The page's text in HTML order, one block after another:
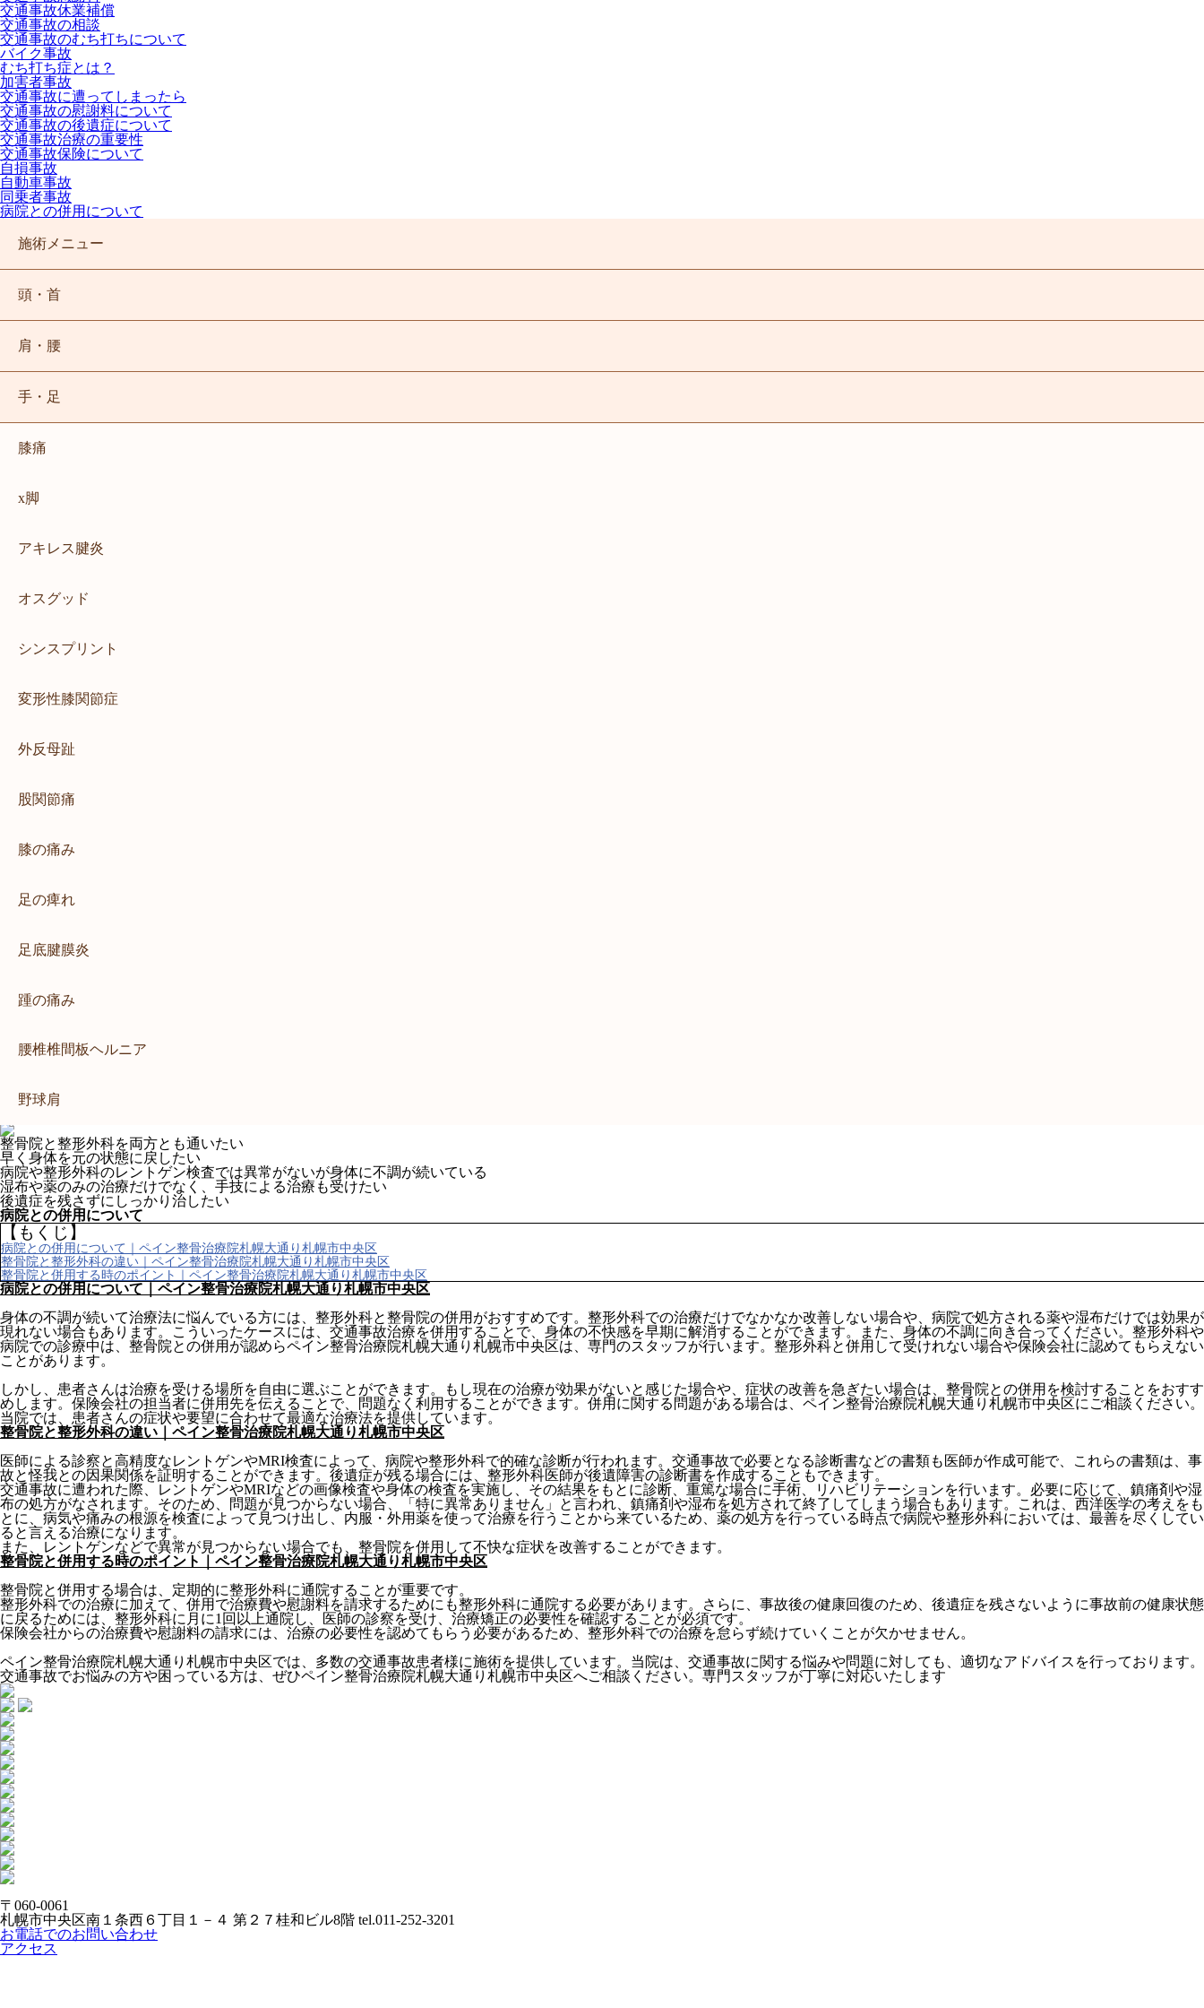
交通事故休業補償
交通事故の相談
交通事故のむち打ちについて
バイク事故
むち打ち症とは？
加害者事故
交通事故に遭ってしまったら
交通事故の慰謝料について
交通事故の後遺症について
交通事故治療の重要性
交通事故保険について
自損事故
自動車事故
同乗者事故
病院との併用について
施術メニュー
骨盤矯正
産後骨盤矯正
酸素カプセル
肩こり腰痛プログラム
肩の治療
腰痛の治療
姿勢矯正
猫背矯正
頭・首
頭痛
しびれ
ストレートネック
肩・腰
腰痛
ぎっくり腰
坐骨神経痛
四十肩、五十肩
ゴルフ障害
猫背
手のしびれ
梨状筋症候群
肋間神経痛
肘の痛み
肘部管症候群
背中の痛み
脊柱管狭窄症
腰椎椎間板ヘルニア
野球肩
手・足
膝痛
x脚
アキレス腱炎
オスグッド
シンスプリント
変形性膝関節症
外反母趾
股関節痛
膝の痛み
足の痺れ
足底腱膜炎
踵の痛み
症状ページ
頭・首
頭痛
ストレートネック
腰痛
ぎっくり腰
坐骨神経痛
四十肩、五十肩
猫背
梨状筋症候群
肋間神経痛
肘の痛み
脊柱管狭窄症
手・足
膝痛
オスグッド
外反母趾
股関節痛
足底腱膜炎
骨盤矯正
産後骨盤矯正
肩の治療
猫背矯正
交通事故
交通事故休業補償
バイク事故
むち打ち症とは？
交通事故の慰謝料について
交通事故保険について
自損事故
病院との併用について
整骨院と整形外科を両方とも通いたい
早く身体を元の状態に戻したい
病院や整形外科のレントゲン検査では異常がないが身体に不調が続いている
湿布や薬のみの治療だけでなく、手技による治療も受けたい
後遺症を残さずにしっかり治したい
病院との併用について
【もくじ】
病院との併用について｜ペイン整骨治療院札幌大通り札幌市中央区
整骨院と整形外科の違い｜ペイン整骨治療院札幌大通り札幌市中央区
整骨院と併用する時のポイント｜ペイン整骨治療院札幌大通り札幌市中央区
病院との併用について｜ペイン整骨治療院札幌大通り札幌市中央区
身体の不調が続いて治療法に悩んでいる方には、整形外科と整骨院の併用がおすすめです。整形外科での治療だけでなかなか改善しない場合や、病院で処方される薬や湿布だけでは効果が
現れない場合もあります。こういったケースには、交通事故治療を併用することで、身体の不快感を早期に解消することができます。また、身体の不調に向き合ってください。整形外科や
病院での診療中は、整骨院との併用が認めらペイン整骨治療院札幌大通り札幌市中央区は、専門のスタッフが行います。整形外科と併用して受けれない場合や保険会社に認めてもらえない
ことがあります。
しかし、患者さんは治療を受ける場所を自由に選ぶことができます。もし現在の治療が効果がないと感じた場合や、症状の改善を急ぎたい場合は、整骨院との併用を検討することをおすす
めします。保険会社の担当者に併用先を伝えることで、問題なく利用することができます。併用に関する問題がある場合は、ペイン整骨治療院札幌大通り札幌市中央区にご相談ください。
当院では、患者さんの症状や要望に合わせて最適な治療法を提供しています。
整骨院と整形外科の違い｜ペイン整骨治療院札幌大通り札幌市中央区
医師による診察と高精度なレントゲンやMRI検査によって、病院や整形外科で的確な診断が行われます。交通事故で必要となる診断書などの書類も医師が作成可能で、これらの書類は、事
故と怪我との因果関係を証明することができます。後遺症が残る場合には、整形外科医師が後遺障害の診断書を作成することもできます。
交通事故に遭われた際、レントゲンやMRIなどの画像検査や身体の検査を実施し、その結果をもとに診断、重篤な場合に手術、リハビリテーションを行います。必要に応じて、鎮痛剤や湿
布の処方がなされます。そのため、問題が見つからない場合、「特に異常ありません」と言われ、鎮痛剤や湿布を処方されて終了してしまう場合もあります。これは、西洋医学の考えをも
とに、病気や痛みの根源を検査によって見つけ出し、内服・外用薬を使って治療を行うことから来ているため、薬の処方を行っている時点で病院や整形外科においては、最善を尽くしてい
ると言える治療になります。
また、レントゲンなどで異常が見つからない場合でも、整骨院を併用して不快な症状を改善することができます。
整骨院と併用する時のポイント｜ペイン整骨治療院札幌大通り札幌市中央区
整骨院と併用する場合は、定期的に整形外科に通院することが重要です。
整形外科での治療に加えて、併用で治療費や慰謝料を請求するためにも整形外科に通院する必要があります。さらに、事故後の健康回復のため、後遺症を残さないように事故前の健康状態
に戻るためには、整形外科に月に1回以上通院し、医師の診察を受け、治療矯正の必要性を確認することが必須です。
保険会社からの治療費や慰謝料の請求には、治療の必要性を認めてもらう必要があるため、整形外科での治療を怠らず続けていくことが欠かせません。
ペイン整骨治療院札幌大通り札幌市中央区では、多数の交通事故患者様に施術を提供しています。当院は、交通事故に関する悩みや問題に対しても、適切なアドバイスを行っております。
交通事故でお悩みの方や困っている方は、ぜひペイン整骨治療院札幌大通り札幌市中央区へご相談ください。専門スタッフが丁寧に対応いたします
〒060-0061
札幌市中央区南１条西６丁目１－４ 第２７桂和ビル8階 tel.011-252-3201
お電話でのお問い合わせ
アクセス